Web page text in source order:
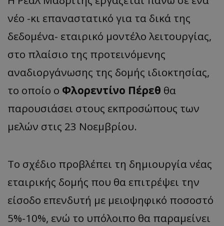
νέο -κι επαναστατικό για τα δικά της
δεδομένα- εταιρικό μοντέλο λειτουργίας,
στο πλαίσιο της προτεινόμενης
αναδιοργάνωσης της δομής ιδιοκτησίας,
το οποίο ο Φλορεντίνο Πέρεθ θα
παρουσιάσει στους εκπροσώπους των
μελών στις 23 Νοεμβρίου.
Το σχέδιο προβλέπει τη δημιουργία νέας
εταιρικής δομής που θα επιτρέψει την
είσοδο επενδυτή με μειοψηφικό ποσοστό
5%-10%, ενώ το υπόλοιπο θα παραμείνει